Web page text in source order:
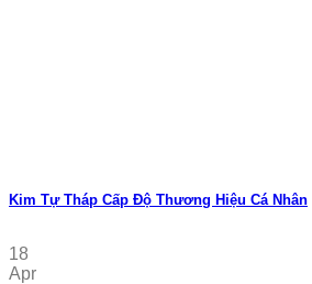
Kim Tự Tháp Cấp Độ Thương Hiệu Cá Nhân
18
Apr